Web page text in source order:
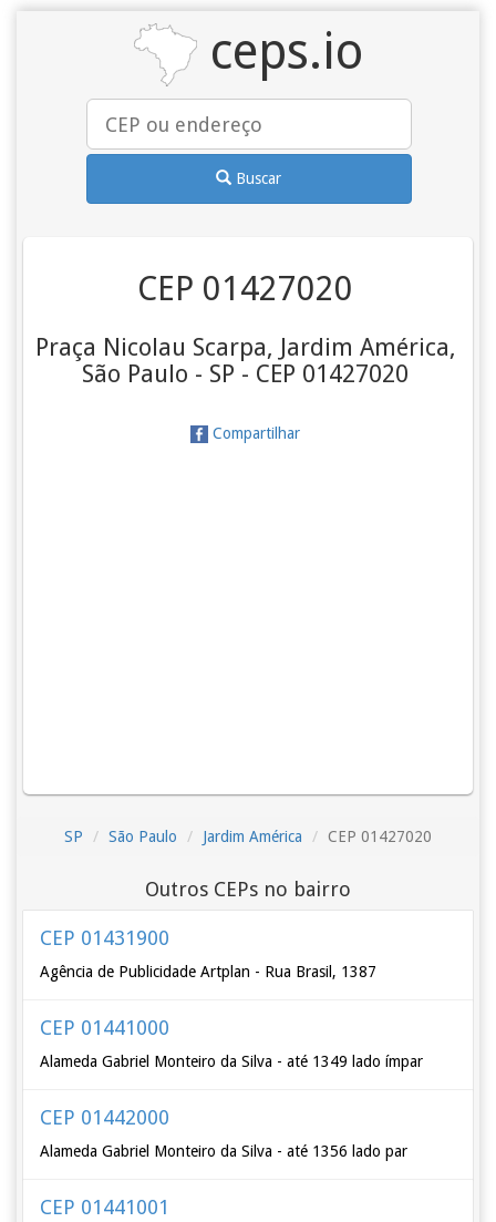
ceps.io
Buscar
CEP 01427020
Praça Nicolau Scarpa, Jardim América,
São Paulo - SP - CEP 01427020
Compartilhar
SP São Paulo Jardim América CEP 01427020
Outros CEPs no bairro
CEP 01431900
Agência de Publicidade Artplan - Rua Brasil, 1387
CEP 01441000
Alameda Gabriel Monteiro da Silva - até 1349 lado ímpar
CEP 01442000
Alameda Gabriel Monteiro da Silva - até 1356 lado par
CEP 01441001